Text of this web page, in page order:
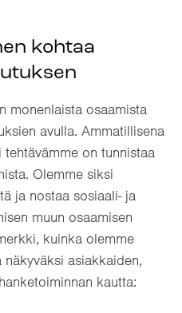
kohtaa
monenlaista osaamista
avulla. Ammatillisena
on tunnistaa
Olemme siksi
ja nostaa sosiaali- ja
muun osaamisen
kuinka olemme
asiakkaiden,
kautta: